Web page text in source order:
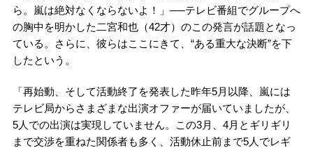
ら。嵐は絶対なくならないよ！」──テレビ番組でグループへ
の胸中を明かした二宮和也（42才）のこの発言が話題となっ
ている。さらに、彼らはここにきて、“ある重大な決断”を下
したという。
「再始動、そして活動終了を発表した昨年5月以降、嵐には
テレビ局からさまざまな出演オファーが届いていましたが、
5人での出演は実現していません。この3月、4月とギリギリ
まで交渉を重ねた関係者も多く、活動休止前まで5人でレギ